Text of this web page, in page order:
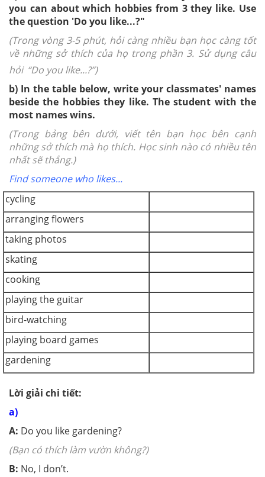
you can about which hobbies from 3 they like. Use
the question 'Do you like...?"
(Trong vòng 3-5 phút, hỏi càng nhiều bạn học càng tốt
về những sở thích của họ trong phần 3. Sử dụng câu
hỏi “Do you like...?”)
b) In the table below, write your classmates' names
beside the hobbies they like. The student with the
most names wins.
(Trong bảng bên dưới, viết tên bạn học bên cạnh
những sở thích mà họ thích. Học sinh nào có nhiều tên
nhất sẽ thắng.)
Find someone who likes...
cycling
arranging flowers
taking photos
skating
cooking
playing the guitar
bird-watching
playing board games
gardening
Lời giải chi tiết:
a)
A: Do you like gardening?
(Bạn có thích làm vườn không?)
B: No, I don’t.